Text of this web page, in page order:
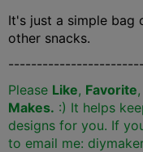
It's just a simple
other snacks.
Please Like, Favorite,
Makes. :) It helps
designs for you. If
to email me: